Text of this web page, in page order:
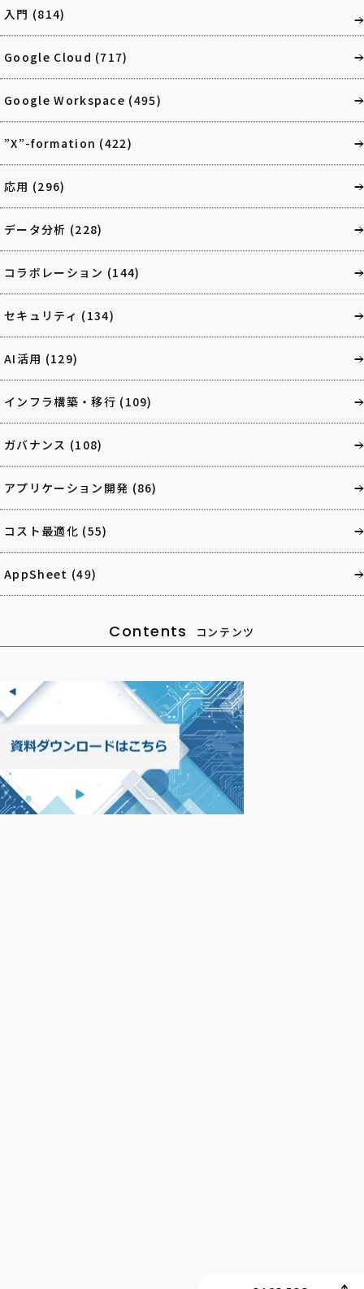
入門 (814)
Google Cloud (717)
Google Workspace (495)
”X”-formation (422)
応用 (296)
データ分析 (228)
コラボレーション (144)
セキュリティ (134)
AI活用 (129)
インフラ構築・移行 (109)
ガバナンス (108)
アプリケーション開発 (86)
コスト最適化 (55)
AppSheet (49)
Contents コンテンツ